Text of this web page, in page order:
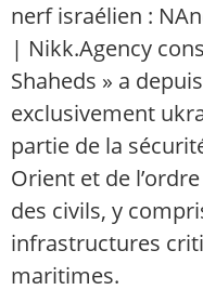
nerf israélien :
| Nikk.Agency
Shaheds » a
exclusivement
partie de la
Orient et de
des civils, y
infrastructures
maritimes.